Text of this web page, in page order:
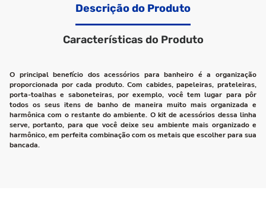
Descrição do Produto
Características do Produto
O principal benefício dos acessórios para banheiro é a organização
proporcionada por cada produto. Com cabides, papeleiras, prateleiras,
porta-toalhas e saboneteiras, por exemplo, você tem lugar para pôr
todos os seus itens de banho de maneira muito mais organizada e
harmônica com o restante do ambiente. O kit de acessórios dessa linha
serve, portanto, para que você deixe seu ambiente mais organizado e
harmônico, em perfeita combinação com os metais que escolher para sua
bancada.